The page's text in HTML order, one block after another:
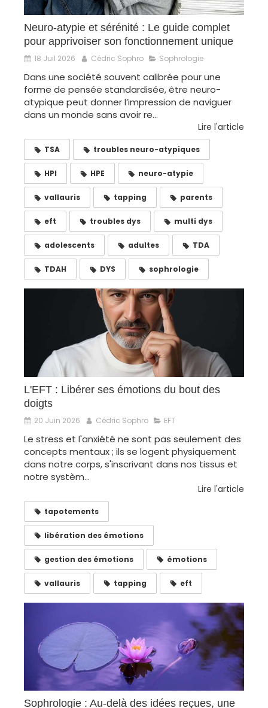
Neuro-atypie et sérénité : Le guide complet
pour apprivoiser son fonctionnement unique
18 Juil 2026 Cédric Sophro Sophrologie
Dans une société souvent calibrée pour une
forme de pensée standardisée, être neuro-
atypique peut donner l’impression de naviguer
dans un monde sans avoir re...
Lire l'article
TSA troubles neuro-atypiques
HPI HPE neuro-atypie
vallauris tapping parents
eft troubles dys multi dys
adolescents adultes TDA
TDAH DYS sophrologie
L'EFT : Libérer ses émotions du bout des
doigts
20 Juin 2026 Cédric Sophro EFT
Le stress et l'anxiété ne sont pas seulement des
concepts mentaux ; ils se logent physiquement
dans notre corps, s'inscrivant dans nos tissus et
notre systèm...
Lire l'article
tapotements
libération des émotions
gestion des émotions émotions
vallauris tapping eft
Sophrologie : Au-delà des idées reçues, une